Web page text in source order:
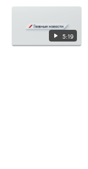
5:19